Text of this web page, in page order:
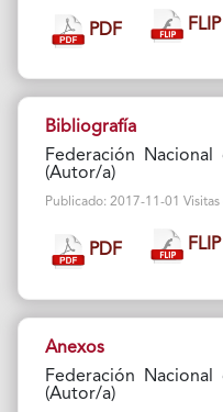
PDF FLIP
Bibliografía
Federación
(Autor/a)
Publicado: 2017-11-01
PDF FLIP
Anexos
Federación
(Autor/a)